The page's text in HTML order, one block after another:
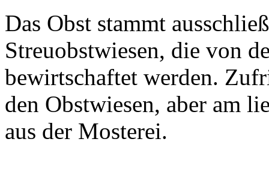
Das Obst stammt
Streuobstwiesen, die von
bewirtschaftet werden.
den Obstwiesen, aber am
aus der Mosterei.